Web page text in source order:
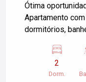
Ótima
Apartamento
dormitórios,
conexão com
descoberta. Condomínio completo com elevador,
portaria 24
2
Dorm.